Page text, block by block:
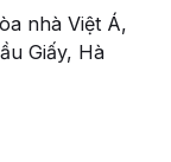
nhà Việt Á,
Giấy, Hà